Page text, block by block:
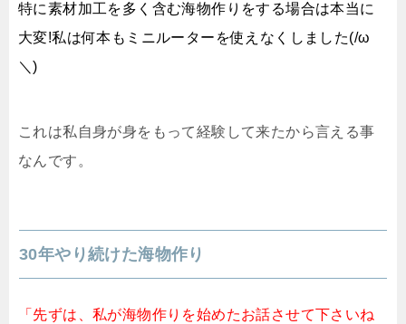
特に素材加工を多く含む海物作りをする場合は本当に
大変!私は何本もミニルーターを使えなくしました(/ω
＼)
これは私自身が身をもって経験して来たから言える事
なんです。
30年やり続けた海物作り
「先ずは、私が海物作りを始めたお話させて下さいね